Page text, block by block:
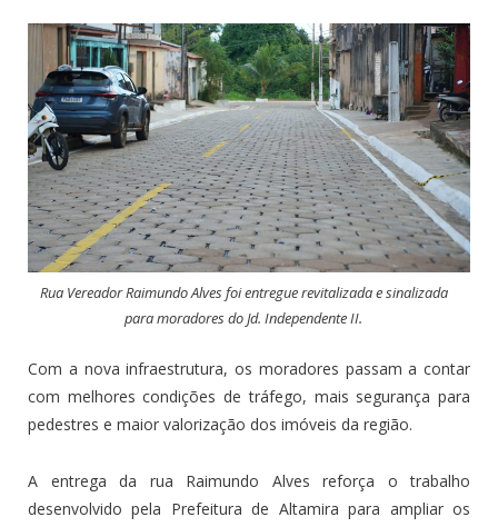
Rua Vereador Raimundo Alves foi entregue revitalizada e sinalizada
para moradores do Jd. Independente II.
Com a nova infraestrutura, os moradores passam a contar
com melhores condições de tráfego, mais segurança para
pedestres e maior valorização dos imóveis da região.
A entrega da rua Raimundo Alves reforça o trabalho
desenvolvido pela Prefeitura de Altamira para ampliar os